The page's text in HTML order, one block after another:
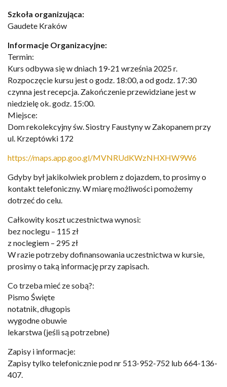
Szkoła organizująca:
Gaudete Kraków
Informacje Organizacyjne:
Termin:
Kurs odbywa się w dniach 19-21 września 2025 r.
Rozpoczęcie kursu jest o godz. 18:00, a od godz. 17:30
czynna jest recepcja. Zakończenie przewidziane jest w
niedzielę ok. godz. 15:00.
Miejsce:
Dom rekolekcyjny św. Siostry Faustyny w Zakopanem przy
ul. Krzeptówki 172
https://maps.app.goo.gl/MVNRUdKWzNHXHW9W6
Gdyby był jakikolwiek problem z dojazdem, to prosimy o
kontakt telefoniczny. W miarę możliwości pomożemy
dotrzeć do celu.
Całkowity koszt uczestnictwa wynosi:
bez noclegu – 115 zł
z noclegiem – 295 zł
W razie potrzeby dofinansowania uczestnictwa w kursie,
prosimy o taką informację przy zapisach.
Co trzeba mieć ze sobą?:
Pismo Święte
notatnik, długopis
wygodne obuwie
lekarstwa (jeśli są potrzebne)
Zapisy i informacje:
Zapisy tylko telefonicznie pod nr 513-952-752 lub 664-136-
407.